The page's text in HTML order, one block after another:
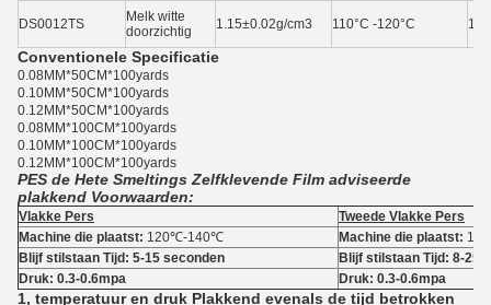
DS0012TS
Melk witte
doorzichtig
1.15±0.02g/cm3 110°C -120°C
Conventionele Specificatie
0.08MM*50CM*100yards
0.10MM*50CM*100yards
0.12MM*50CM*100yards
0.08MM*100CM*100yards
0.10MM*100CM*100yards
0.12MM*100CM*100yards
PES de Hete Smeltings Zelfklevende Film adviseerde
plakkend Voorwaarden:
Vlakke Pers
Tweede Vlakke Pers
Machine die plaatst: 120℃-140℃ Machine die plaatst:
Blijf stilstaan Tijd: 5-15 seconden
Blijf stilstaan Tijd: 8-
Druk: 0.3-0.6mpa
Druk: 0.3-0.6mpa
1, temperatuur en druk Plakkend evenals de tijd betrokken